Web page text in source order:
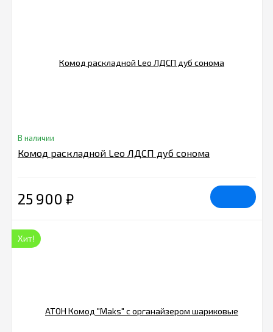
В наличии
Комод раскладной Leo ЛДСП дуб сонома
25 900 ₽
Хит!